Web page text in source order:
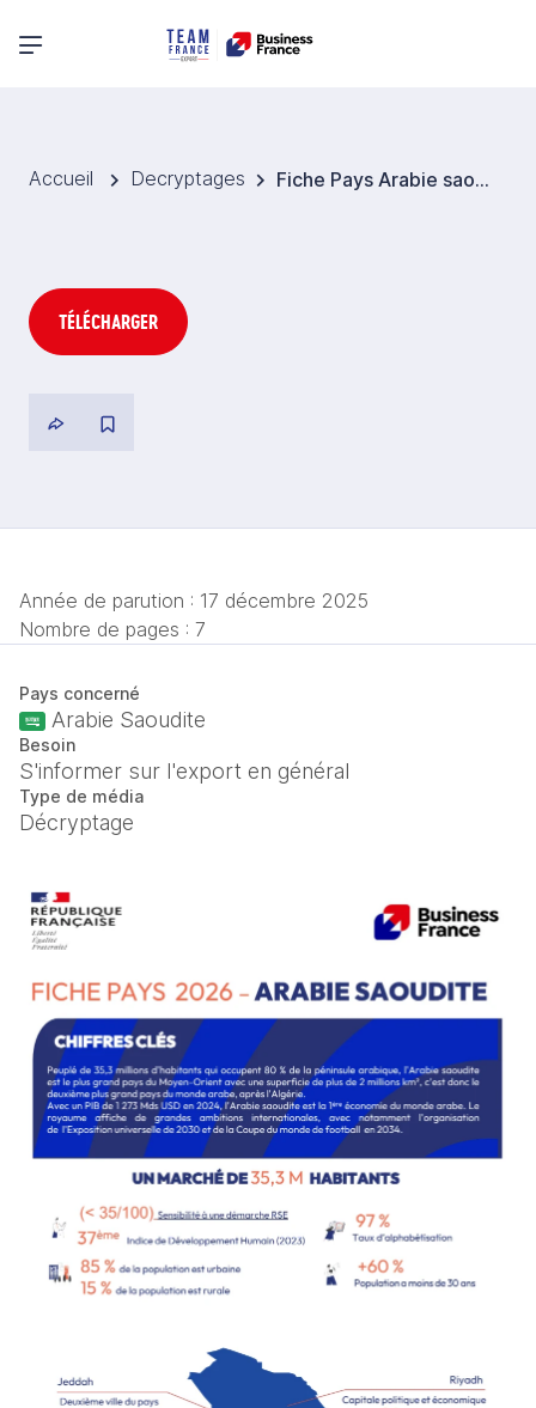
Menu principal
Accueil Decryptages Fiche Pays Arabie saoudite 2026
TÉLÉCHARGER
Année de parution : 17 décembre 2025
Nombre de pages : 7
Pays concerné
Arabie Saoudite
Besoin
S'informer sur l'export en général
Type de média
Décryptage